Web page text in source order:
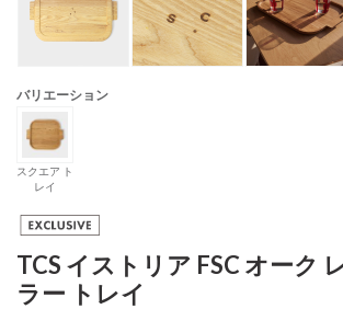
バリエーション
スクエア ト
レイ
TCS イストリア FSC オーク
ラー トレイ